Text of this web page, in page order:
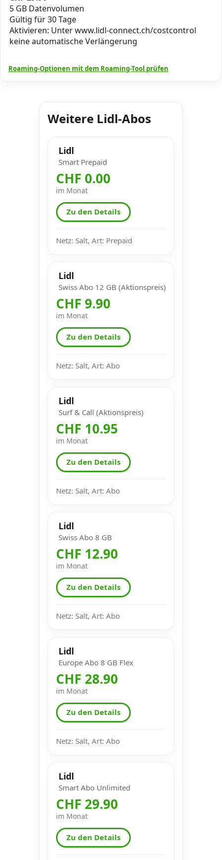
5 GB Datenvolumen
Gültig für 30 Tage
Aktivieren: Unter www.lidl-connect.ch/costcontrol
keine automatische Verlängerung
Roaming-Optionen mit dem Roaming-Tool prüfen
Weitere Lidl-Abos
Lidl
Smart Prepaid
CHF 0.00
im Monat
Zu den Details
Netz: Salt, Art: Prepaid
Lidl
Swiss Abo 12 GB (Aktionspreis)
CHF 9.90
im Monat
Zu den Details
Netz: Salt, Art: Abo
Lidl
Surf & Call (Aktionspreis)
CHF 10.95
im Monat
Zu den Details
Netz: Salt, Art: Abo
Lidl
Swiss Abo 8 GB
CHF 12.90
im Monat
Zu den Details
Netz: Salt, Art: Abo
Lidl
Europe Abo 8 GB Flex
CHF 28.90
im Monat
Zu den Details
Netz: Salt, Art: Abo
Lidl
Smart Abo Unlimited
CHF 29.90
im Monat
Zu den Details